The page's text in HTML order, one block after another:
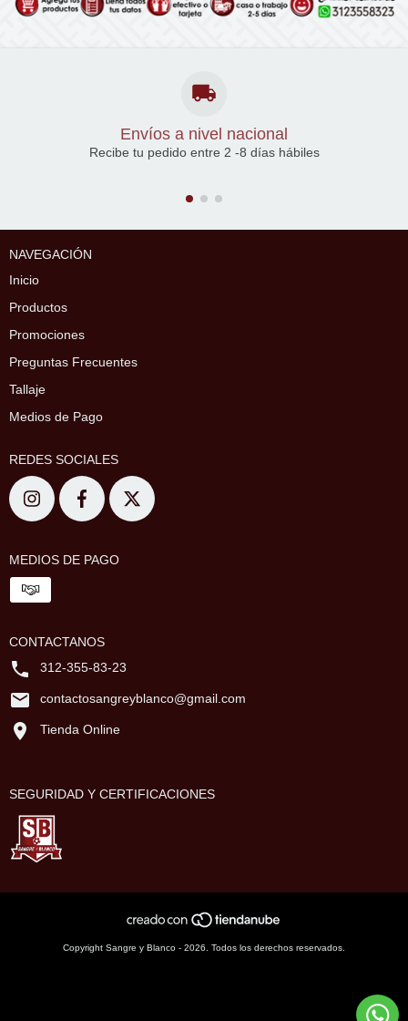
Envíos a nivel nacional
Recibe tu pedido entre 2 -8 días hábiles
NAVEGACIÓN
Inicio
Productos
Promociones
Preguntas Frecuentes
Tallaje
Medios de Pago
REDES SOCIALES
MEDIOS DE PAGO
CONTACTANOS
312-355-83-23
contactosangreyblanco@gmail.com
Tienda Online
SEGURIDAD Y CERTIFICACIONES
Copyright Sangre y Blanco - 2026. Todos los derechos reservados.